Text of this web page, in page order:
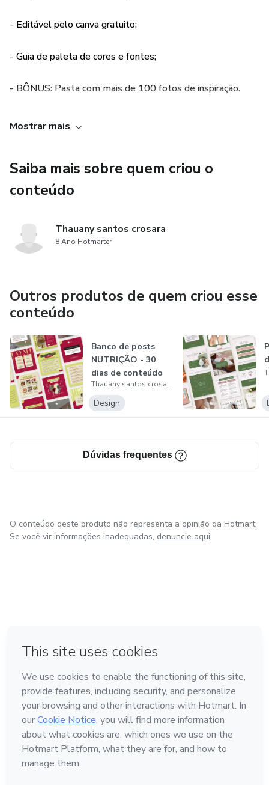
- Editável pelo canva gratuito;
- Guia de paleta de cores e fontes;
- BÔNUS: Pasta com mais de 100 fotos de inspiração.
Mostrar mais
Saiba mais sobre quem criou o
conteúdo
Thauany santos crosara
8 Ano Hotmarter
Outros produtos de quem criou esse
conteúdo
Banco de posts
NUTRIÇÃO - 30
dias de conteúdo
para seu Insta...
Thauany santos crosara
Design
Dúvidas frequentes
O conteúdo deste produto não representa a opinião da Hotmart.
Se você vir informações inadequadas, denuncie aqui
Feito com ❤ em Bogotá
Conheça a Hotmart
Idioma
Português